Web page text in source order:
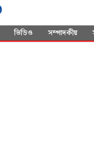
ভিডিও সম্পাদকীয়